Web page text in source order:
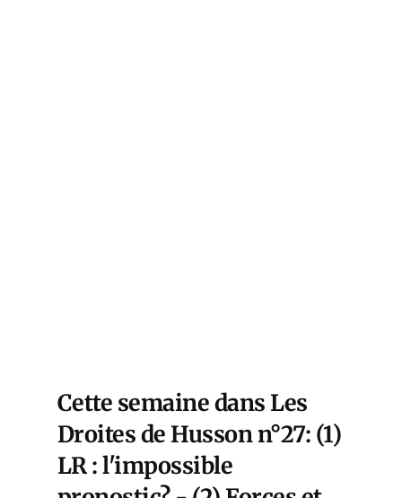
Cette semaine dans Les
Droites de Husson n°27: (1)
LR : l'impossible